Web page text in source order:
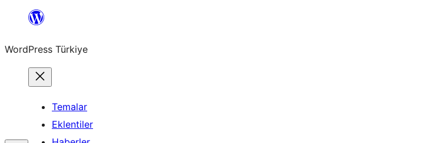
İçeriğe
WordPress Türkiye
Temalar
Eklentiler